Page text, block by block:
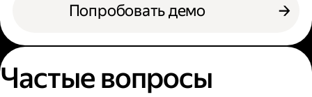
Попробовать демо
Частые вопросы